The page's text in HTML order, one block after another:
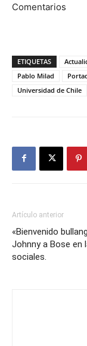
Comentarios
ETIQUETAS
Pablo Milad
Universidad de Chile
Artículo anterior
«Bienvenido
Johnny a Bose en
sociales.